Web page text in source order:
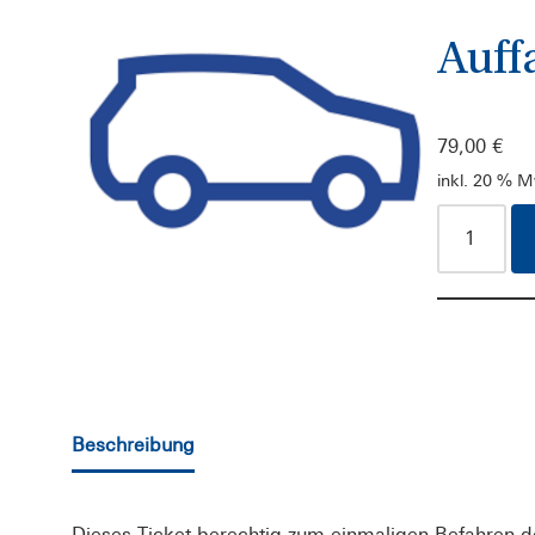
79,00 €
inkl. 20 %
Beschreibung